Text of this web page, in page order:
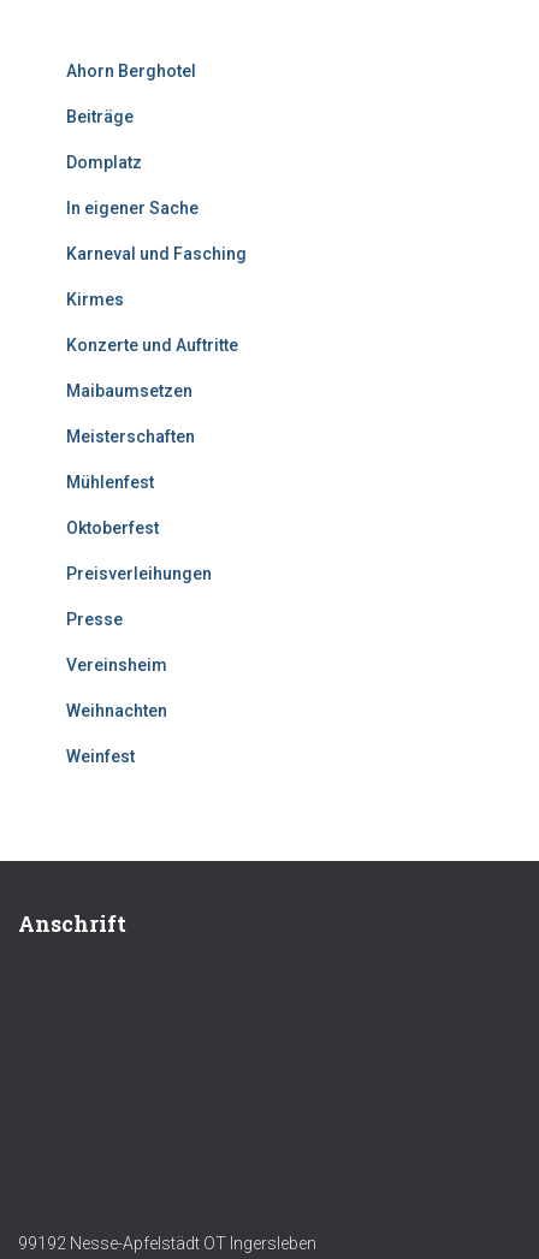
Ahorn Berghotel
Beiträge
Domplatz
In eigener Sache
Karneval und Fasching
Kirmes
Konzerte und Auftritte
Maibaumsetzen
Meisterschaften
Mühlenfest
Oktoberfest
Preisverleihungen
Presse
Vereinsheim
Weihnachten
Weinfest
Anschrift
99192 Nesse-Apfelstädt OT Ingersleben